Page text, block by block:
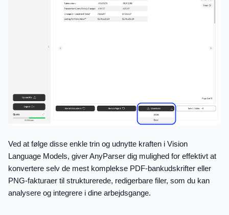
Ved at følge disse enkle trin og udnytte kraften i Vision
Language Models, giver AnyParser dig mulighed for effektivt at
konvertere selv de mest komplekse PDF-bankudskrifter eller
PNG-fakturaer til strukturerede, redigerbare filer, som du kan
analysere og integrere i dine arbejdsgange.